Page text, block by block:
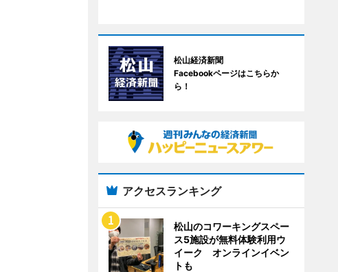
松山経済新聞
Facebookページはこちらか
ら！
アクセスランキング
松山のコワーキングスペー
ス5施設が無料体験利用ウ
イーク オンラインイベン
トも